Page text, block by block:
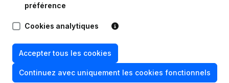
21-12-2023
Autres Modifications, …) -
Modification Forme Juridique - But -
Demissions, Nominations
préférence
Cookies analytiques
Accepter tous les cookies
Continuez avec uniquement les cookies fonctionnels